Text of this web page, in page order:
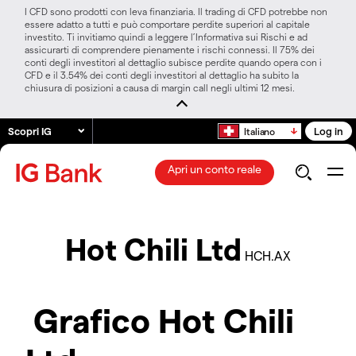
I CFD sono prodotti con leva finanziaria. Il trading di CFD potrebbe non
essere adatto a tutti e può comportare perdite superiori al capitale
investito. Ti invitiamo quindi a leggere l’Informativa sui Rischi e ad
assicurarti di comprendere pienamente i rischi connessi. Il 75% dei
conti degli investitori al dettaglio subisce perdite quando opera con i
CFD e il 3.54% dei conti degli investitori al dettaglio ha subito la
chiusura di posizioni a causa di margin call negli ultimi 12 mesi.
Scopri IG Italiano Log in
Apri un conto reale
Hot Chili Ltd HCH.AX
Grafico Hot Chili